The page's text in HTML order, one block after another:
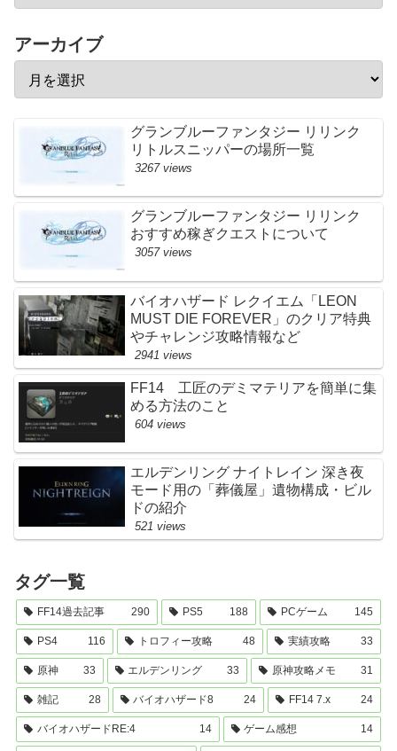
アーカイブ
グランブルーファンタジー リリンク
リトルスニッパーの場所一覧
3267 views
グランブルーファンタジー リリンク
おすすめ稼ぎクエストについて
3057 views
バイオハザード レクイエム「LEON
MUST DIE FOREVER」のクリア特典
やチャレンジ攻略情報など
2941 views
FF14 工匠のデミマテリアを簡単に集
める方法のこと
604 views
エルデンリング ナイトレイン 深き夜
モード用の「葬儀屋」遺物構成・ビル
ドの紹介
521 views
タグ一覧
FF14過去記事 290 PS5 188 PCゲーム 145
PS4 116 トロフィー攻略 48 実績攻略 33
原神 33 エルデンリング 33 原神攻略メモ 31
雑記 28 バイオハザード8 24 FF14 7.x 24
バイオハザードRE:4 14 ゲーム感想 14